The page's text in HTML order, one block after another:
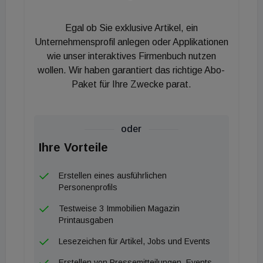
Immobilienentwickler. Was die 3SI Immogroup
selbst als Arbeitgeber langfristig in puncto
Nachhaltigkeit besser machen kann, soll eine
interne Umfrage erheben. Zusätzlich zur internen
Meinungseinholung soll auch eine externe Umfrage
Eigentümer:innen und Mieter:innen Österreichs
Nachhaltigkeitsaspekte im Wohnbau eigentlich
sind. Wie müsste die perfekte „grüne“ Immobilie
aussehen, was bereitstellen? Was wünscht man
sich von heimischen Bauträgern und Entwicklern in
puncto Wohnraum?“, sagt Schmidt. Am Vormittag
Egal ob Sie exklusive Artikel, ein
Unternehmensprofil anlegen oder Applikationen
wie unser interaktives Firmenbuch nutzen
wollen. Wir haben garantiert das richtige Abo-
Paket für Ihre Zwecke parat.
oder
Ihre Vorteile
Erstellen eines ausführlichen
Personenprofils
Testweise 3 Immobilien Magazin
Printausgaben
Lesezeichen für Artikel, Jobs und Events